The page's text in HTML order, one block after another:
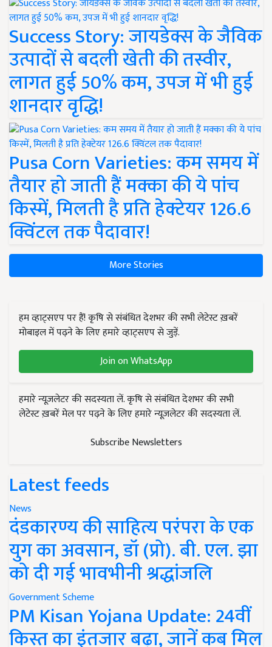
Success Story: जायडेक्स के जैविक
उत्पादों से बदली खेती की तस्वीर,
लागत हुई 50% कम, उपज में भी हुई
शानदार वृद्धि!
Pusa Corn Varieties: कम समय में
तैयार हो जाती हैं मक्का की ये पांच
किस्में, मिलती है प्रति हेक्टेयर 126.6
क्विंटल तक पैदावार!
More Stories
हम व्हाट्सएप पर हैं! कृषि से संबंधित देशभर की सभी लेटेस्ट ख़बरें
मोबाइल में पढ़ने के लिए हमारे व्हाट्सएप से जुड़ें.
Join on WhatsApp
हमारे न्यूज़लेटर की सदस्यता लें. कृषि से संबंधित देशभर की सभी
लेटेस्ट ख़बरें मेल पर पढ़ने के लिए हमारे न्यूज़लेटर की सदस्यता लें.
Subscribe Newsletters
Latest feeds
News
दंडकारण्य की साहित्य परंपरा के एक
युग का अवसान, डॉ (प्रो). बी. एल. झा
को दी गई भावभीनी श्रद्धांजलि
Government Scheme
PM Kisan Yojana Update: 24वीं
किस्त का इंतजार बढ़ा, जानें कब मिल